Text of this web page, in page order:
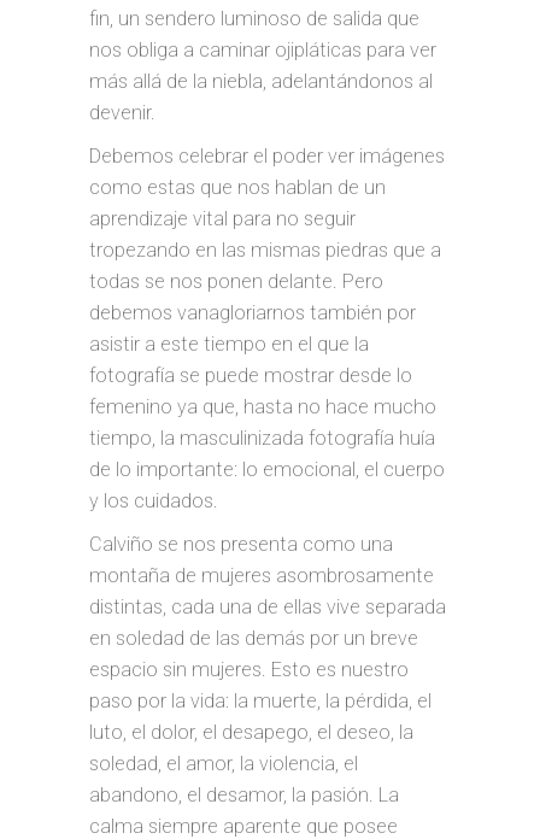
fin, un sendero luminoso de salida que
nos obliga a caminar ojipláticas para ver
más allá de la niebla, adelantándonos al
devenir.
Debemos celebrar el poder ver imágenes
como estas que nos hablan de un
aprendizaje vital para no seguir
tropezando en las mismas piedras que a
todas se nos ponen delante. Pero
debemos vanagloriarnos también por
asistir a este tiempo en el que la
fotografía se puede mostrar desde lo
femenino ya que, hasta no hace mucho
tiempo, la masculinizada fotografía huía
de lo importante: lo emocional, el cuerpo
y los cuidados.
Calviño se nos presenta como una
montaña de mujeres asombrosamente
distintas, cada una de ellas vive separada
en soledad de las demás por un breve
espacio sin mujeres. Esto es nuestro
paso por la vida: la muerte, la pérdida, el
luto, el dolor, el desapego, el deseo, la
soledad, el amor, la violencia, el
abandono, el desamor, la pasión. La
calma siempre aparente que posee